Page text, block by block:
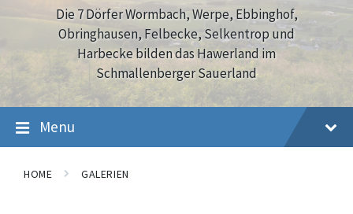
Die 7 Dörfer Wormbach, Werpe, Ebbinghof,
Obringhausen, Felbecke, Selkentrop und
Harbecke bilden das Hawerland im
Schmallenberger Sauerland
Menu
HOME GALERIEN